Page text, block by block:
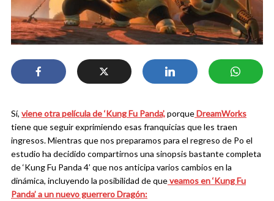
Sí, viene otra película de ‘Kung Fu Panda’,porqueDreamWorks
tiene que seguir exprimiendo esas franquicias que les traen
ingresos. Mientras que nos preparamos para el regreso de Po el
estudio ha decidido compartirnos una sinopsis bastante completa
de ‘Kung Fu Panda 4’ que nos anticipa varios cambios en la
dinámica, incluyendo la posibilidad de queveamos en ‘Kung Fu
Panda’ a un nuevo guerrero Dragón: